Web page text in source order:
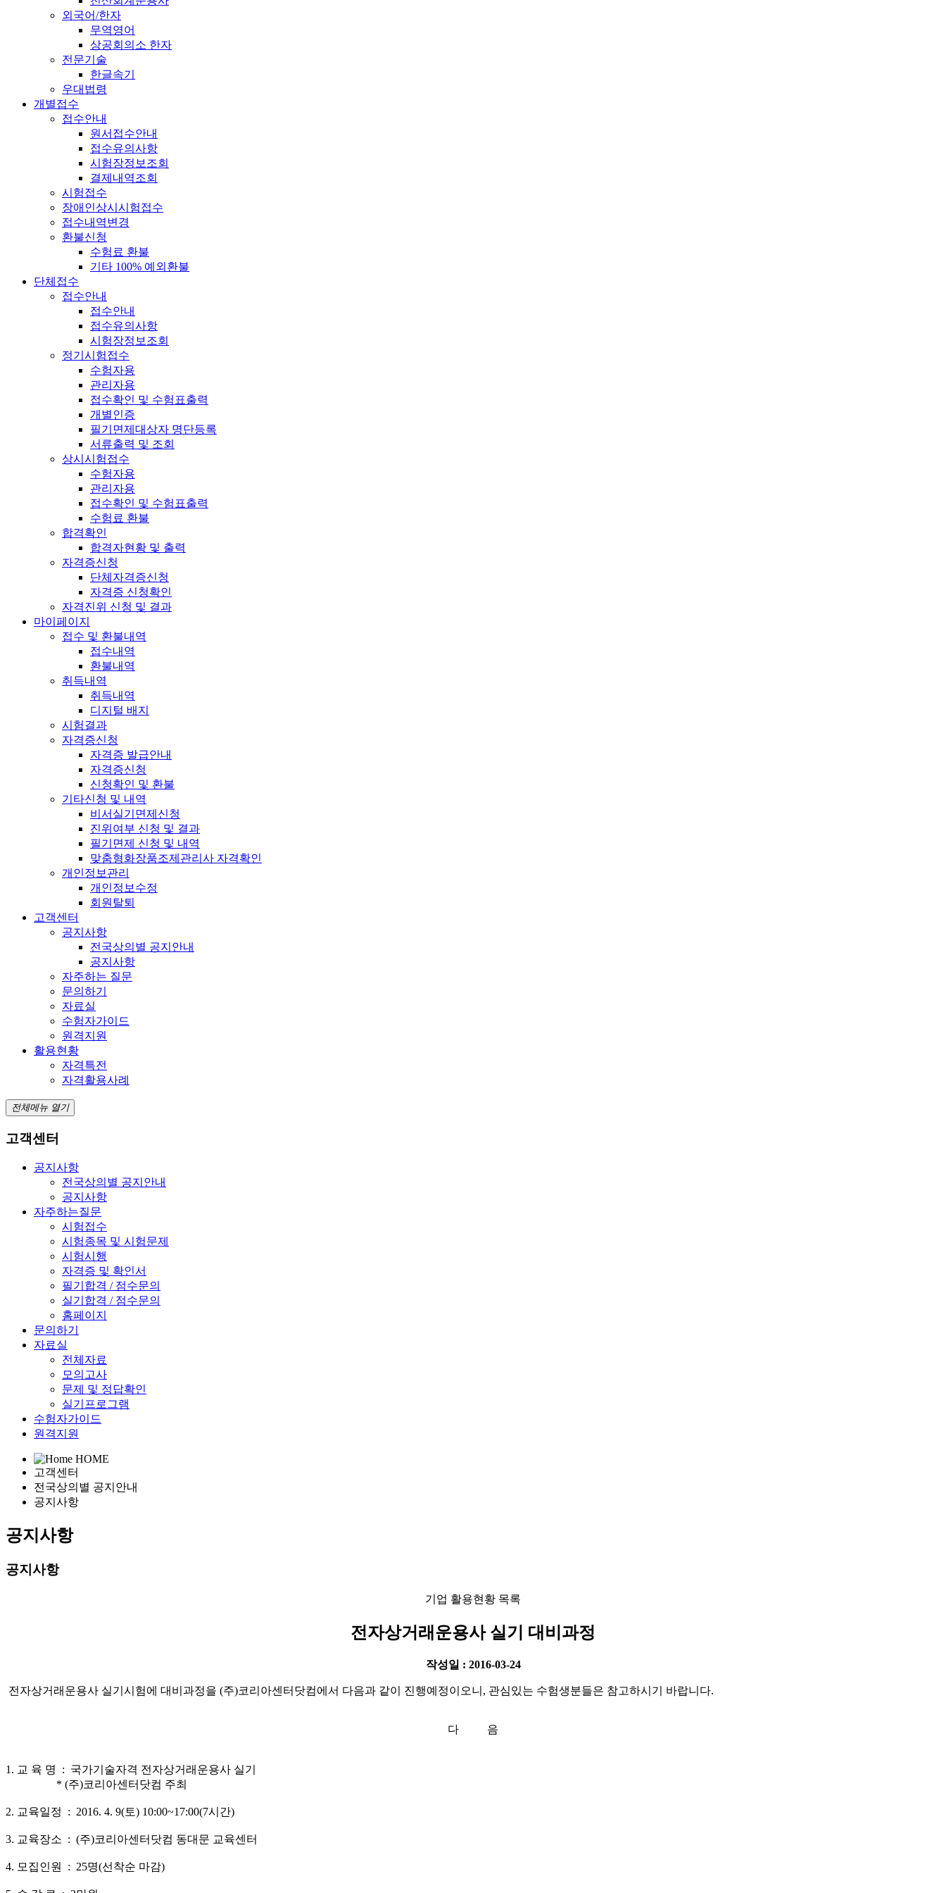
외국어/한자
무역영어
상공회의소 한자
전문기술
한글속기
우대법령
개별접수
접수안내
원서접수안내
접수유의사항
시험장정보조회
결제내역조회
시험접수
장애인상시시험접수
접수내역변경
환불신청
수험료 환불
기타 100% 예외환불
단체접수
접수안내
접수안내
접수유의사항
시험장정보조회
정기시험접수
수험자용
관리자용
접수확인 및 수험표출력
개별인증
필기면제대상자 명단등록
서류출력 및 조회
상시시험접수
수험자용
관리자용
접수확인 및 수험표출력
수험료 환불
합격확인
합격자현황 및 출력
자격증신청
단체자격증신청
자격증 신청확인
자격진위 신청 및 결과
마이페이지
접수 및 환불내역
접수내역
환불내역
취득내역
취득내역
디지털 배지
시험결과
자격증신청
자격증 발급안내
자격증신청
신청확인 및 환불
기타신청 및 내역
비서실기면제신청
진위여부 신청 및 결과
필기면제 신청 및 내역
맞춤형화장품조제관리사 자격확인
개인정보관리
개인정보수정
회원탈퇴
고객센터
공지사항
전국상의별 공지안내
공지사항
자주하는 질문
문의하기
자료실
수험자가이드
원격지원
활용현황
자격특전
자격활용사례
전체메뉴 열기
고객센터
공지사항
전국상의별 공지안내
공지사항
자주하는질문
시험접수
시험종목 및 시험문제
시험시행
자격증 및 확인서
필기합격 / 점수문의
실기합격 / 점수문의
홈페이지
문의하기
자료실
전체자료
모의고사
문제 및 정답확인
실기프로그램
수험자가이드
원격지원
HOME
고객센터
전국상의별 공지안내
공지사항
공지사항
공지사항
기업 활용현황 목록
전자상거래운용사 실기 대비과정
작성일 : 2016-03-24
전자상거래운용사 실기시험에 대비과정을 (주)코리아센터닷컴에서 다음과 같이 진행예정이오니, 관심있는 수험생분들은 참고하시기 바랍니다.
다 음
1. 교 육 명 : 국가기술자격 전자상거래운용사 실기
* (주)코리아센터닷컴 주최
2. 교육일정 : 2016. 4. 9(토) 10:00~17:00(7시간)
3. 교육장소 : (주)코리아센터닷컴 동대문 교육센터
4. 모집인원 : 25명(선착순 마감)